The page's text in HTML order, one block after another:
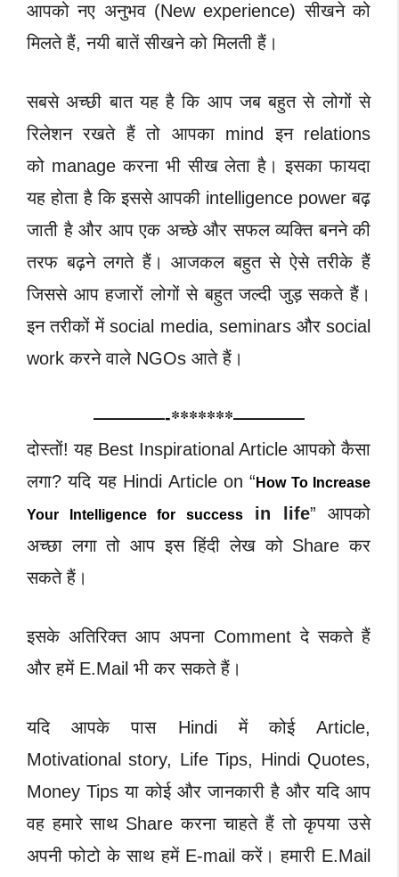
आपको नए अनुभव (New experience)सीखने को
मिलते हैं, नयी बातें सीखने को मिलती हैं।
सबसे अच्छी बात यह है कि आप जब बहुत से लोगों से
रिलेशन रखते हैं तो आपका mind इन relations
को manage करना भी सीख लेता है। इसका फायदा
यह होता है कि इससे आपकी intelligence power बढ़
जाती है और आप एक अच्छे और सफल व्यक्ति बनने की
तरफ बढ़ने लगते हैं। आजकल बहुत से ऐसे तरीके हैं
जिससे आप हजारों लोगों से बहुत जल्दी जुड़ सकते हैं।
इन तरीकों में social media, seminars और social
work करने वाले NGOs आते हैं।
————-*******————
दोस्तों! यह Best Inspirational Article आपको कैसा
लगा? यदि यह Hindi Article on “ How To Increase
Your Intelligence for successin life” आपको
अच्छा लगा तो आप इस हिंदी लेख को Share कर
सकते हैं।
इसके अतिरिक्त आप अपना Comment दे सकते हैं
और हमें E.Mail भी कर सकते हैं।
यदि आपके पास Hindi में कोई Article,
Motivational story, Life Tips, Hindi Quotes,
Money Tips या कोई और जानकारी है और यदि आप
वह हमारे साथ Share करना चाहते हैं तो कृपया उसे
अपनी फोटो के साथ हमें E-mail करें। हमारी E.Mail